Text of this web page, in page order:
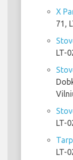
X
71,
LT-
LT-
LT-